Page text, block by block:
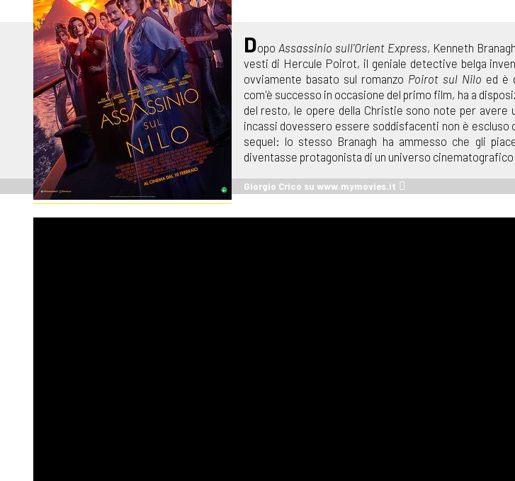
Dopo Assassinio sull'Orient Express, Kenneth
vesti di Hercule Poirot, il geniale detective belga
ovviamente basato sul romanzo Poirot sul Nilo ed è
com'è successo in occasione del primo film, ha a
del resto, le opere della Christie sono note per avere
incassi dovessero essere soddisfacenti non è
sequel: lo stesso Branagh ha ammesso che gli
diventasse protagonista di un universo
Giorgio Crico su www.mymovies.it